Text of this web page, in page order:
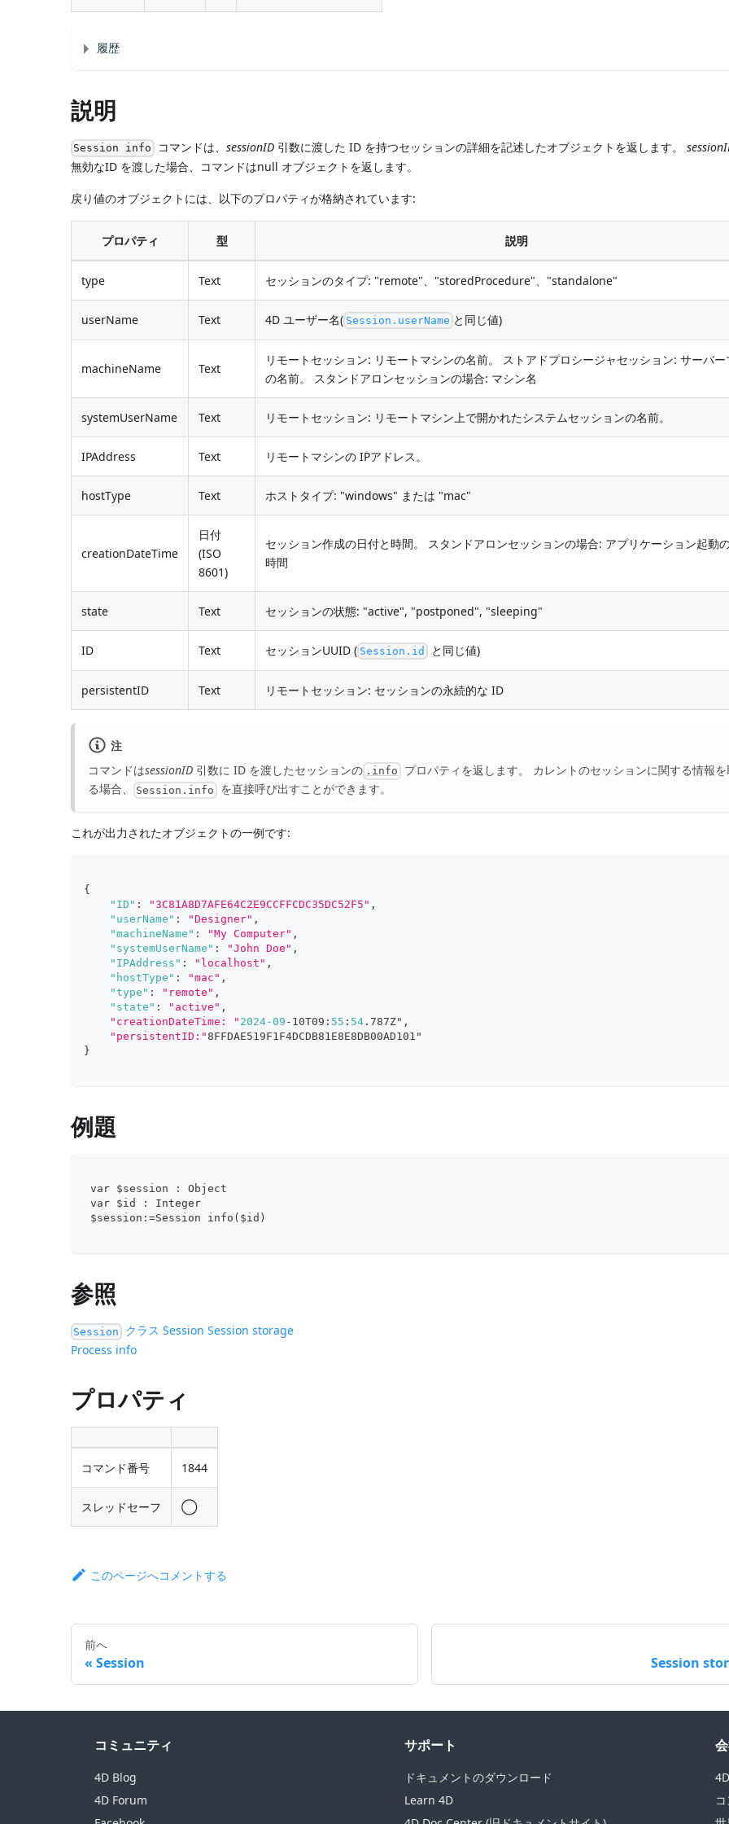
履歴
説明
Session info コマンドは、 sessionID引数に渡した ID を持つセッションの詳細を記述したオブジェクトを返します。
無効なID を渡した場合、コマンドはnull オブジェクトを返します。
戻り値のオブジェクトには、以下のプロパティが格納されています:
プロパティ 型 説明
type Text セッションのタイプ: "remote"、"storedProcedure"、"standalone"
userName Text 4D ユーザー名( Session.userName と同じ値)
machineName Text
リモートセッション: リモートマシンの名前。 ストアドプロシージャセッション: サーバ
の名前。 スタンドアロンセッションの場合: マシン名
systemUserName Text リモートセッション: リモートマシン上で開かれたシステムセッションの名前。
IPAddress Text リモートマシンの IPアドレス。
hostType Text ホストタイプ: "windows" または "mac"
creationDateTime
日付
(ISO
8601)
セッション作成の日付と時間。 スタンドアロンセッションの場合: アプリケーション起動
時間
state Text セッションの状態: "active", "postponed", "sleeping"
ID Text セッションUUID ( Session.id と同じ値)
persistentID Text リモートセッション: セッションの永続的な ID
注
コマンドはsessionID 引数に ID を渡したセッションの .info プロパティを返します。 カレントのセッションに関する情報
る場合、 Session.info を直接呼び出すことができます。
これが出力されたオブジェクトの一例です:
{
"ID" : "3C81A8D7AFE64C2E9CCFFCDC35DC52F5" ,
"userName" : "Designer" ,
"machineName" : "My Computer" ,
"systemUserName" : "John Doe" ,
"IPAddress" : "localhost" ,
"hostType" : "mac" ,
"type" : "remote" ,
"state" : "active" ,
"creationDateTime: " 2024-09 -10T09 : 55 : 54 .787Z" ,
"persistentID:"8FFDAE519F1F4DCDB81E8E8DB00AD101"
}
例題
var $session : Object
var $id : Integer
$session:=Session info($id)
参照
Session クラス Session Session storage
Process info
プロパティ
コマンド番号 1844
スレッドセーフ ◯
このページへコメントする
前へ
Session Session
コミュニティ
4D Blog
4D Forum
サポート
ドキュメントのダウンロード
Learn 4D